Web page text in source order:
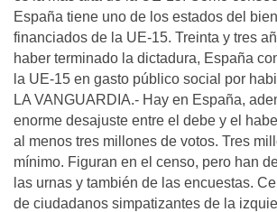
España tiene uno de los estados del
financiados de la UE-15. Treinta y tres
haber terminado la dictadura, España
la UE-15 en gasto público social por
LA VANGUARDIA.- Hay en España,
enorme desajuste entre el debe y el
al menos tres millones de votos. Tres
mínimo. Figuran en el censo, pero han
las urnas y también de las encuestas.
de ciudadanos simpatizantes de la